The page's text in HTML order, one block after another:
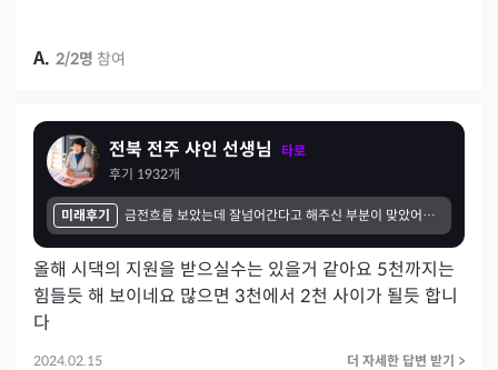
A. 2/2명 참여
전북 전주 샤인 선생님
타로
후기 1932개
미래후기 금전흐름 보았는데 잘넘어간다고 해주신 부분이 맞았어요 한고비가 있었는데 신기하게도 그 고비가 타이밍 맞게 채워지고 해서 무탈하게 넘어갔어요 이번에 여름 운도 잘 맞을듯 해요🥰🥰🥰 늘 친절하시고 올때마다 잘 설멍해주세요 월별흐름도 잘보십니다
올해 시댁의 지원을 받으실수는 있을거 같아요 5천까지는
힘들듯 해 보이네요 많으면 3천에서 2천 사이가 될듯 합니
다
2024.02.15 더 자세한 답변 받기 >